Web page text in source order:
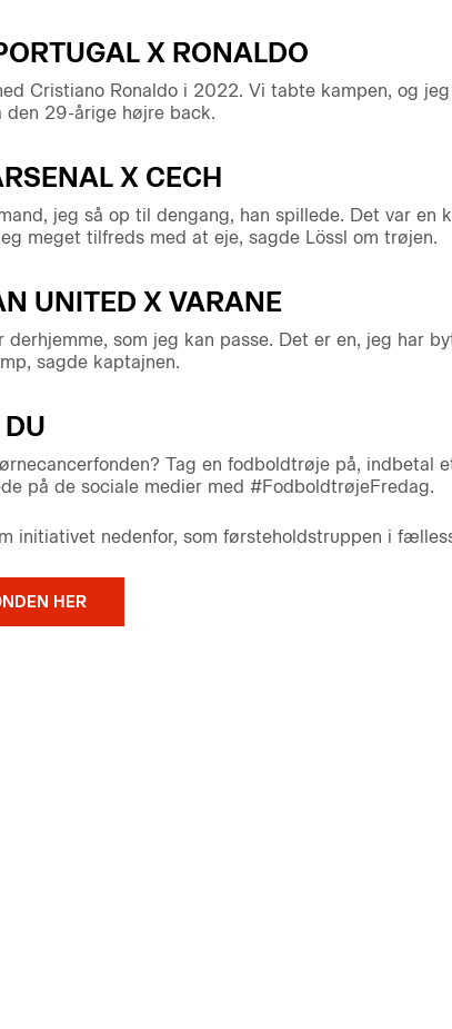
X RONALDO
Cristiano Ronaldo i 2022. Vi tabte kampen, og
29-årige højre back.
X CECH
jeg så op til dengang, han spillede. Det var
meget tilfreds med at eje, sagde Lössl om trøjen.
UNITED X VARANE
derhjemme, som jeg kan passe. Det er en, jeg har
sagde kaptajnen.
Tag en fodboldtrøje på, indbetal
på de sociale medier med #FodboldtrøjeFredag.
initiativet nedenfor, som førsteholdstruppen i
HER